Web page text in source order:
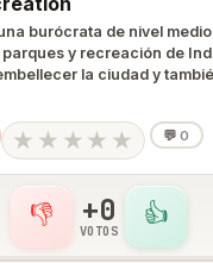
burócrata de nivel
y recreación de
la ciudad y
★ ★ ★ ★ ★ 💬 0
👍
+0
VOTOS
👎